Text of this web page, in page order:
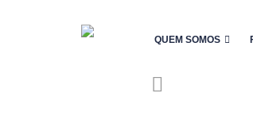
QUEM SOMOS